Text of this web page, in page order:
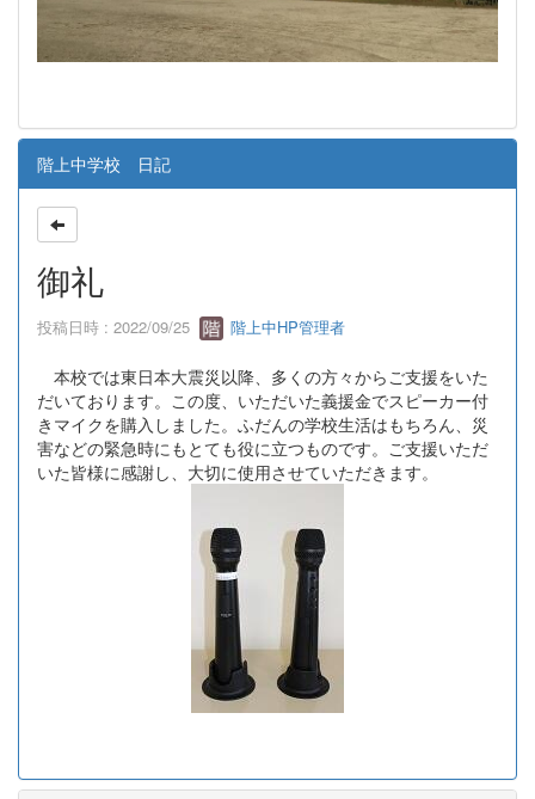
階上中学校 日記
御礼
投稿日時 : 2022/09/25 階上中HP管理者
本校では東日本大震災以降、多くの方々からご支援をいた
だいております。この度、いただいた義援金でスピーカー付
きマイクを購入しました。ふだんの学校生活はもちろん、災
害などの緊急時にもとても役に立つものです。ご支援いただ
いた皆様に感謝し、大切に使用させていただきます。